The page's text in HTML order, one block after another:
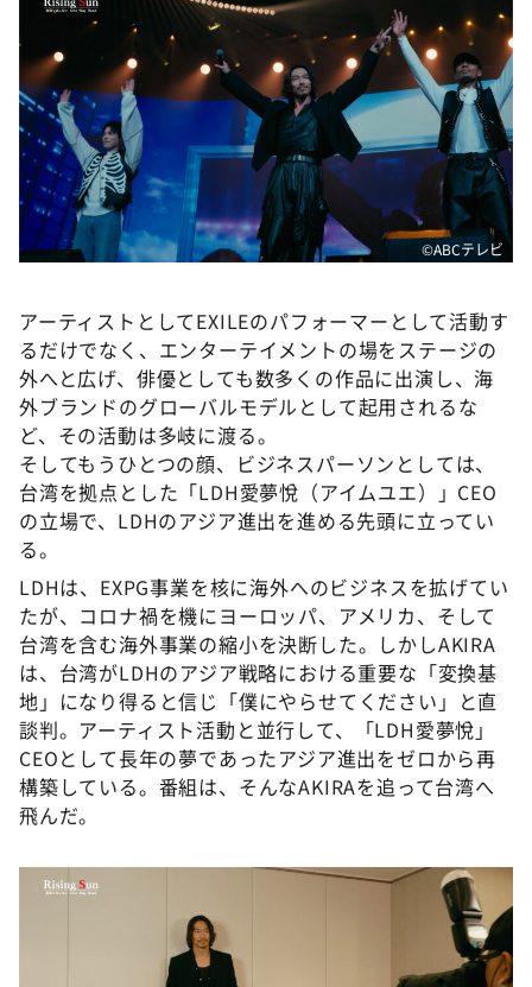
©️ABCテレビ
アーティストとしてEXILEのパフォーマーとして活動す
るだけでなく、エンターテイメントの場をステージの
外へと広げ、俳優としても数多くの作品に出演し、海
外ブランドのグローバルモデルとして起用されるな
ど、その活動は多岐に渡る。
そしてもうひとつの顔、ビジネスパーソンとしては、
台湾を拠点とした「LDH愛夢悅（アイムユエ）」CEO
の立場で、LDHのアジア進出を進める先頭に立ってい
る。
LDHは、EXPG事業を核に海外へのビジネスを拡げてい
たが、コロナ禍を機にヨーロッパ、アメリカ、そして
台湾を含む海外事業の縮小を決断した。しかしAKIRA
は、台湾がLDHのアジア戦略における重要な「変換基
地」になり得ると信じ「僕にやらせてください」と直
談判。アーティスト活動と並行して、「LDH愛夢悅」
CEOとして長年の夢であったアジア進出をゼロから再
構築している。番組は、そんなAKIRAを追って台湾へ
飛んだ。